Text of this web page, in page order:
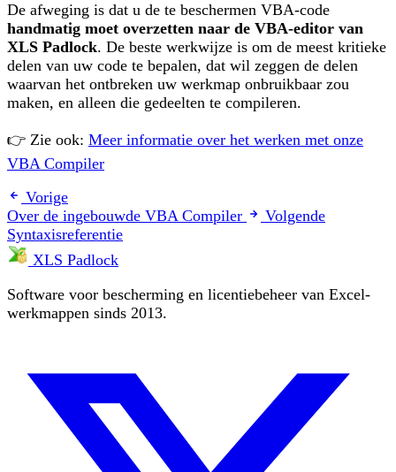
De afweging is dat u de te beschermen VBA-code
handmatig moet overzetten naar de VBA-editor van
XLS Padlock. De beste werkwijze is om de meest kritieke
delen van uw code te bepalen, dat wil zeggen de delen
waarvan het ontbreken uw werkmap onbruikbaar zou
maken, en alleen die gedeelten te compileren.
👉 Zie ook: Meer informatie over het werken met onze
VBA Compiler
Vorige
Over de ingebouwde VBA Compiler
Volgende
Syntaxisreferentie
XLS Padlock
Software voor bescherming en licentiebeheer van Excel-
werkmappen sinds 2013.